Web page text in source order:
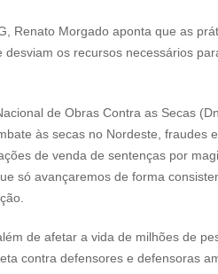
Renato Morgado aponta que as
desviam os recursos necessários
de Obras Contra as Secas
às secas no Nordeste, fraudes
de venda de sentenças por
só avançaremos de forma
de afetar a vida de milhões de
contra defensores e defensoras